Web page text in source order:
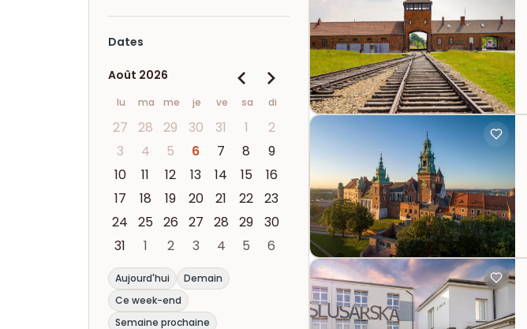
Dates
Août 2026
lu ma me je ve sa di
27 28 29 30 31 1
2
3
4 5 6 7 8
9
10
11 12 13 14 15
16
17
18 19 20 21 22
23
24
25 26 27 28 29
30
31
1 2 3 4 5 6
Aujourd'hui
Demain
Ce week-end
Semaine prochaine